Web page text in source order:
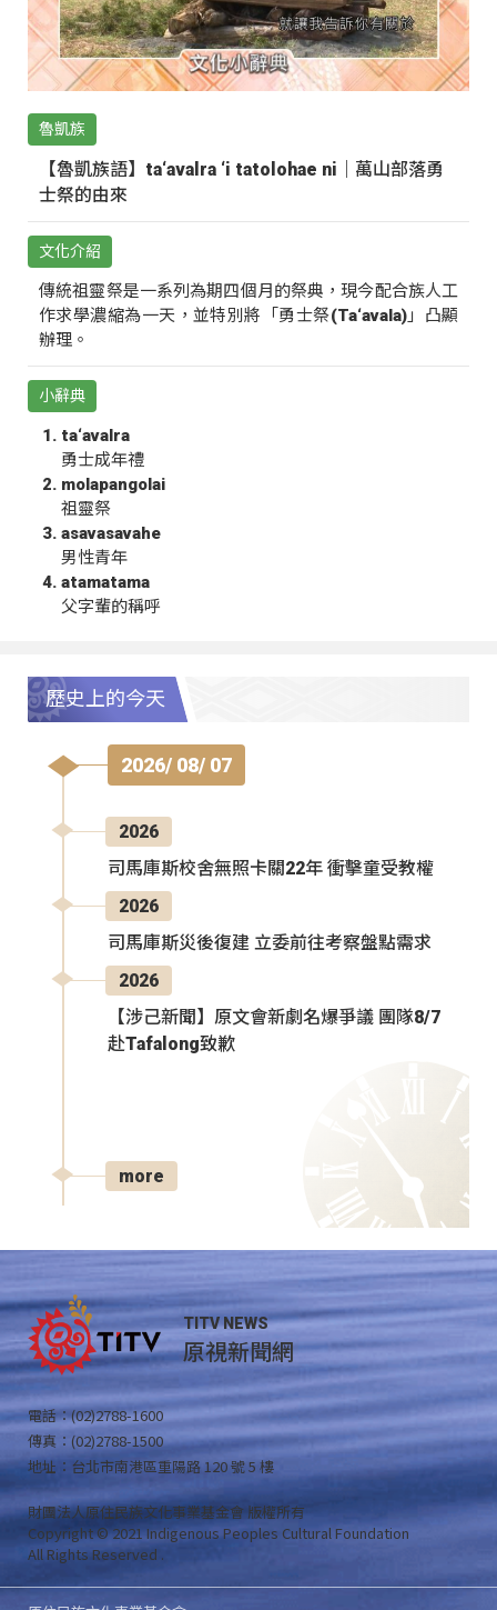
魯凱族
【魯凱族語】ta‘avalra ‘i tatolohae ni｜萬山部落勇
士祭的由來
文化介紹
傳統祖靈祭是一系列為期四個月的祭典，現今配合族人工
作求學濃縮為一天，並特別將「勇士祭(Ta‘avala)」凸顯
辦理。
小辭典
ta‘avalra
勇士成年禮
molapangolai
祖靈祭
asavasavahe
男性青年
atamatama
父字輩的稱呼
歷史上的今天
2026/ 08/ 07
2026
司馬庫斯校舍無照卡關22年 衝擊童受教權
2026
司馬庫斯災後復建 立委前往考察盤點需求
2026
【涉己新聞】原文會新劇名爆爭議 團隊8/7
赴Tafalong致歉
more
TITV NEWS
原視新聞網
電話：(02)2788-1600
傳真：(02)2788-1500
地址：台北市南港區重陽路 120 號 5 樓
財團法人原住民族文化事業基金會 版權所有
Copyright © 2021 Indigenous Peoples Cultural Foundation
All Rights Reserved .